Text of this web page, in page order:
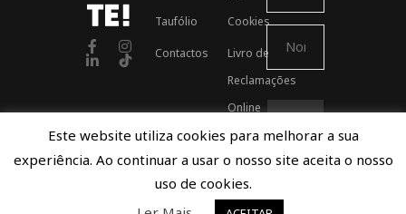
TE!
Taufólio
Contactos
Cookies
Livro de
Reclamações
Online
Proudly developed by TauTau Agency © 2021
Este website utiliza cookies para melhorar a sua
experiência. Ao continuar a usar o nosso site aceita o nosso
uso de cookies.